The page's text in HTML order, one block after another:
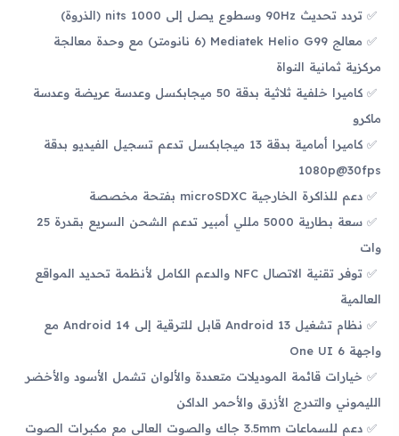
تردد تحديث 90Hz وسطوع يصل إلى 1000 nits (الذروة)
معالج Mediatek Helio G99 (6 نانومتر) مع وحدة معالجة
مركزية ثمانية النواة
كاميرا خلفية ثلاثية بدقة 50 ميجابكسل وعدسة عريضة وعدسة
ماكرو
كاميرا أمامية بدقة 13 ميجابكسل تدعم تسجيل الفيديو بدقة
1080p@30fps
دعم للذاكرة الخارجية microSDXC بفتحة مخصصة
سعة بطارية 5000 مللي أمبير تدعم الشحن السريع بقدرة 25
وات
توفر تقنية الاتصال NFC والدعم الكامل لأنظمة تحديد المواقع
العالمية
نظام تشغيل Android 13 قابل للترقية إلى Android 14 مع
واجهة One UI 6
خيارات قائمة الموديلات متعددة والألوان تشمل الأسود والأخضر
الليموني والتدرج الأزرق والأحمر الداكن
دعم للسماعات 3.5mm جاك والصوت العالي مع مكبرات الصوت